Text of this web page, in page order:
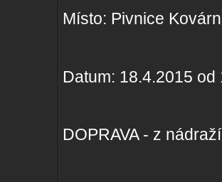
Místo: Pivnice
Datum: 18.4.2015 od
DOPRAVA - z